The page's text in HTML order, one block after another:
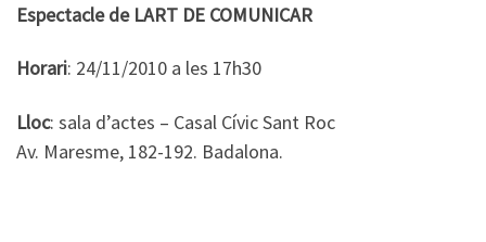
Espectacle de LART DE COMUNICAR
Horari: 24/11/2010 a les 17h30
Lloc: sala d’actes – Casal Cívic Sant Roc
Av. Maresme, 182-192. Badalona.